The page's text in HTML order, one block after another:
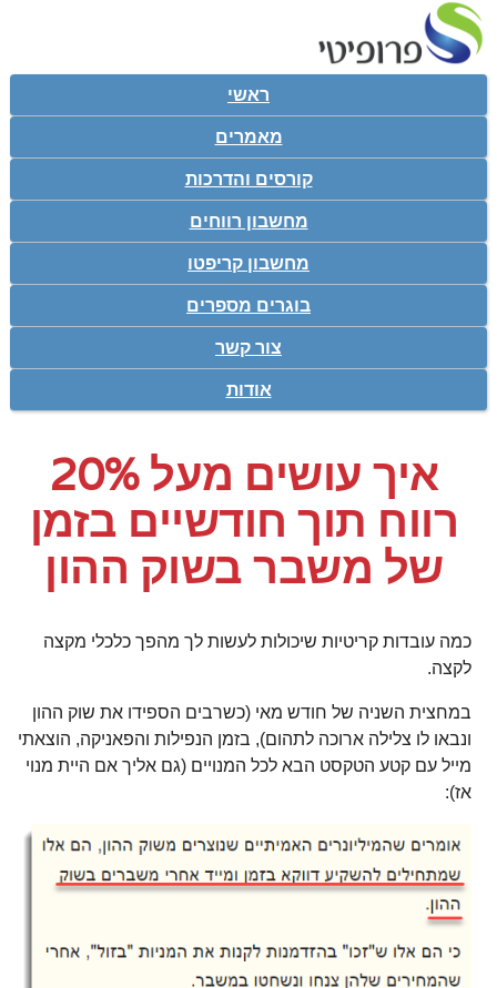
ראשי
מאמרים
קורסים והדרכות
מחשבון רווחים
מחשבון קריפטו
בוגרים מספרים
צור קשר
אודות
איך עושים מעל 20%
רווח תוך חודשיים בזמן
של משבר בשוק ההון
כמה עובדות קריטיות שיכולות לעשות לך מהפך כלכלי מקצה
לקצה.
במחצית השניה של חודש מאי (כשרבים הספידו את שוק ההון
ונבאו לו צלילה ארוכה לתהום), בזמן הנפילות והפאניקה, הוצאתי
מייל עם קטע הטקסט הבא לכל המנויים (גם אליך אם היית מנוי
אז):